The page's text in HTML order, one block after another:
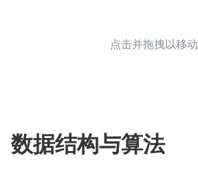
点击并拖拽以移动
数据结构与算法